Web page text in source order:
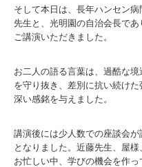
そして本日は、長年ハンセン
先生と、光明園の自治会長であ
ご講演いただきました。
お二人の語る言葉は、過酷な
を守り抜き、差別に抗い続け
深い感銘を与えました。
講演後には少人数での座談会
となりました。近藤先生、屋
お忙しい中、学びの機会を作